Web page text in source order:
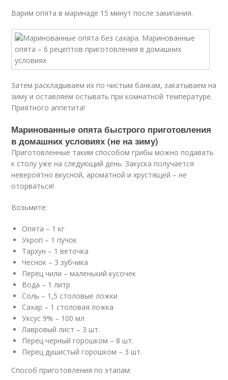
Варим опята в маринаде 15 минут после закипания.
Затем раскладываем их по чистым банкам, закатываем на
зиму и оставляем остывать при комнатной температуре.
Приятного аппетита!
Маринованные опята быстрого приготовления
в домашних условиях (не на зиму)
Приготовленные таким способом грибы можно подавать
к столу уже на следующий день. Закуска получается
невероятно вкусной, ароматной и хрустящей – не
оторваться!
Возьмите:
Опята – 1 кг
Укроп – 1 пучок
Тархун – 1 веточка
Чеснок – 3 зубчика
Перец чили – маленький кусочек
Вода – 1 литр
Соль – 1,5 столовые ложки
Сахар – 1 столовая ложка
Уксус 9% – 100 мл
Лавровый лист – 3 шт.
Перец черный горошком – 8 шт.
Перец душистый горошком – 3 шт.
Способ приготовления по этапам: